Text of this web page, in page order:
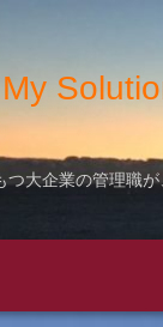
My
つ大企業の管理職